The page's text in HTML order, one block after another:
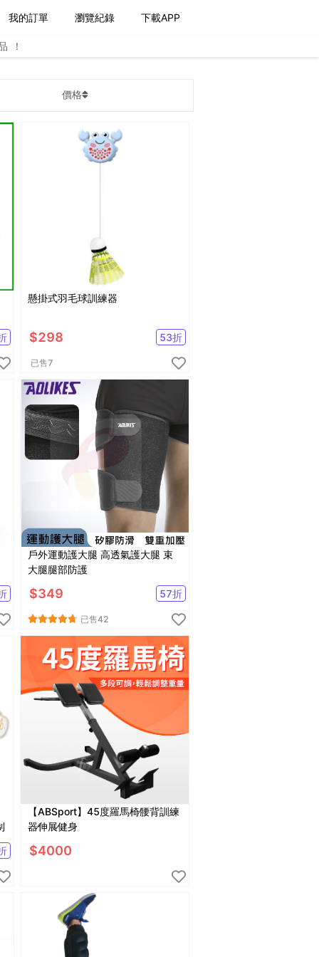
我的訂單 瀏覽紀錄 下載APP
！
價格
懸掛式羽毛球訓練器
$298 53折
已售7
戶外運動護大腿 高透氣護大腿 束
大腿腿部防護
$349 57折
已售42
【ABSport】45度羅馬椅∕腰背訓練
器∕伸展∕健身
$4000